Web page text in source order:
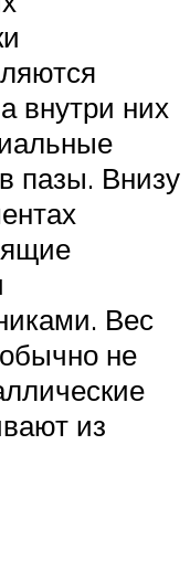
внутри них
пазы. Внизу
Вес
не
из